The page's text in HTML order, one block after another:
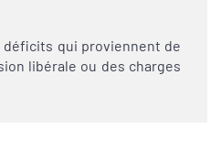
déficits qui proviennent de
libérale ou des charges